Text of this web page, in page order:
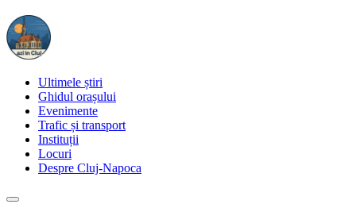
Ultimele știri
Ghidul orașului
Evenimente
Trafic și transport
Instituții
Locuri
Despre Cluj-Napoca